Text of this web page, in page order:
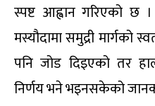
स्पष्ट आह्वान गरिएको छ ।
मस्यौदामा समुद्री मार्गको
पनि जोड दिइएको तर
निर्णय भने भइनसकेको